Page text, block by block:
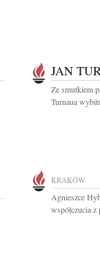
JAN
Ze smutkiem
Turnaua
KRAKÓW
Agnieszce
współczucia